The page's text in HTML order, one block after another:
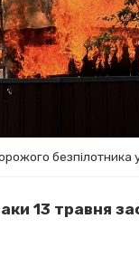
безпілотника
13 травня